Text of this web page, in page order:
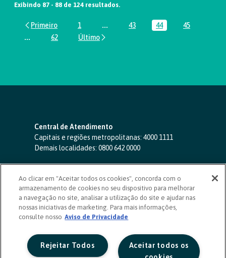
Exibindo 87 - 88 de 124 resultados.
Página
1 ...Páginas intermediárias Usar ABA
Página
43 Página
44 Página
45
...Páginas intermediárias Usar ABA para navegar.
Página
62
Central de Atendimento
Capitais e regiões metropolitanas: 4000 1111
Demais localidades: 0800 642 0000
SAC 24 horas-0800 724 4420
Ouvidoria
0800 725 0996
(de segunda a sexta, das 8h às 20h)
ouvidoriasicoob.com.br
Deficientes auditivos ou de fala
Ao clicar em "Aceitar todos os cookies", concorda com o
armazenamento de cookies no seu dispositivo para melhorar
a navegação no site, analisar a utilização do site e ajudar nas
nossas iniciativas de marketing. Para mais informações,
consulte nosso Aviso de Privacidade
Aceitar todos os
Rejeitar Todos